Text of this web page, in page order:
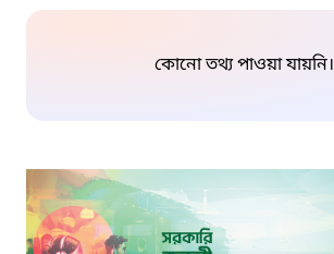
কোনো তথ্য পাওয়া যায়নি।